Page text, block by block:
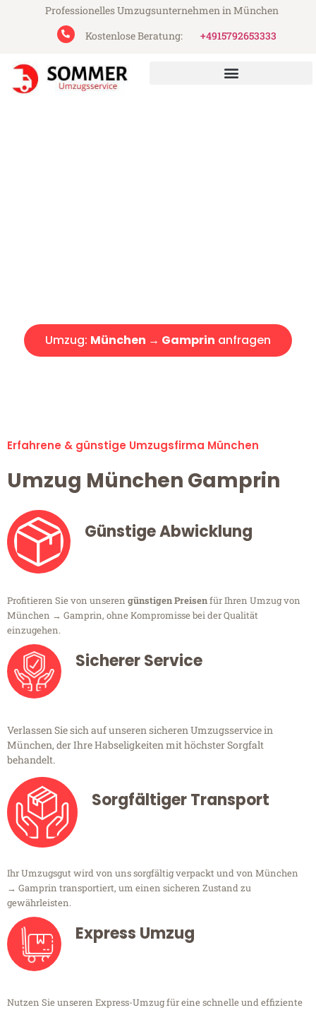
Professionelles Umzugsunternehmen in München
Kostenlose Beratung:
+4915792653333
Umzug: München → Gamprin anfragen
Erfahrene & günstige Umzugsfirma München
Umzug München Gamprin
Günstige Abwicklung
Profitieren Sie von unseren günstigen Preisenfür Ihren Umzug von
München → Gamprin, ohne Kompromisse bei der Qualität
einzugehen.
Sicherer Service
Verlassen Sie sich auf unseren sicheren Umzugsservice in
München, der Ihre Habseligkeiten mit höchster Sorgfalt
behandelt.
Sorgfältiger Transport
Ihr Umzugsgut wird von uns sorgfältig verpackt und von München
→ Gamprin transportiert, um einen sicheren Zustand zu
gewährleisten.
Express Umzug
Nutzen Sie unseren Express-Umzug für eine schnelle und effiziente